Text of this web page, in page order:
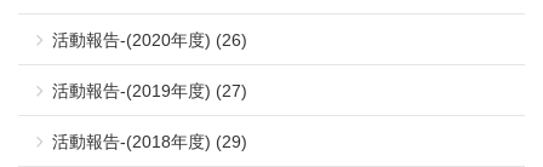
活動報告-(2020年度) (26)
活動報告-(2019年度) (27)
活動報告-(2018年度) (29)